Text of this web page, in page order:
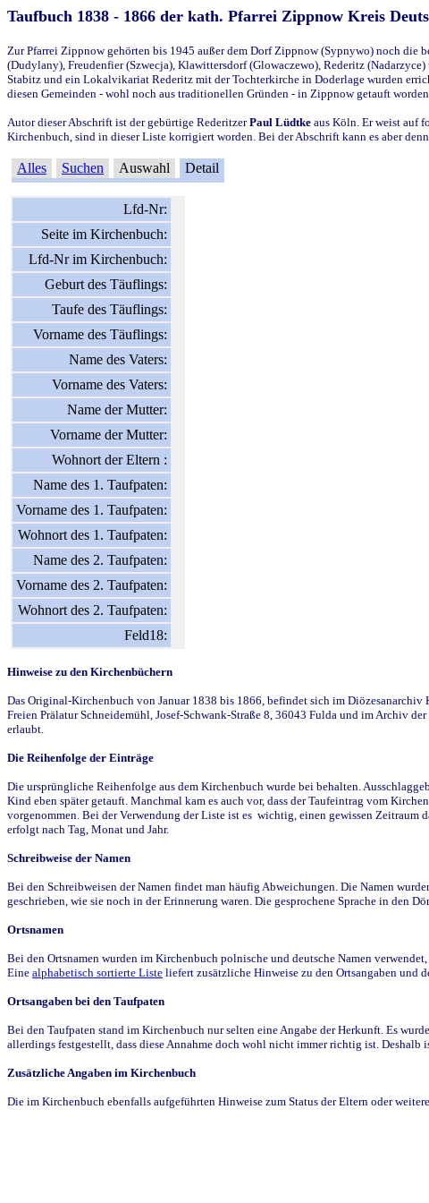
Taufbuch 1838 - 1866 der kath. Pfarrei Zippnow Kreis
Zur Pfarrei Zippnow gehörten bis 1945 außer dem Dorf Zippnow (Sypnywo) noch die
(Dudylany), Freudenfier (Szwecja), Klawittersdorf (Glowaczewo), Rederitz
Stabitz und ein Lokalvikariat Rederitz mit der Tochterkirche in Doderlage wurden
diesen Gemeinden - wohl noch aus traditionellen Gründen - in Zippnow getauft worden.
Autor dieser Abschrift ist der gebürtige RederitzerPaul Lüdtke aus Köln. Er weist auf
Kirchenbuch, sind in dieser Liste korrigiert worden. Bei der Abschrift kann es aber
Alles Suchen Auswahl Detail
Lfd-Nr:
Seite im Kirchenbuch:
Lfd-Nr im Kirchenbuch:
Geburt des Täuflings:
Taufe des Täuflings:
Vorname des Täuflings:
Name des Vaters:
Vorname des Vaters:
Name der Mutter:
Vorname der Mutter:
Wohnort der Eltern :
Name des 1. Taufpaten:
Vorname des 1. Taufpaten:
Wohnort des 1. Taufpaten:
Name des 2. Taufpaten:
Vorname des 2. Taufpaten:
Wohnort des 2. Taufpaten:
Feld18:
Hinweise zu den Kirchenbüchern
Das Original-Kirchenbuch von Januar 1838 bis 1866, befindet sich im
Freien Prälatur Schneidemühl, Josef-Schwank-Straße 8, 36043 Fulda und im Archiv
erlaubt.
Die Reihenfolge der Einträge
Die ursprüngliche Reihenfolge aus dem Kirchenbuch wurde bei behalten.
Kind eben später getauft. Manchmal kam es auch vor, dass der Taufeintrag vom
vorgenommen. Bei der Verwendung der Liste ist es wichtig, einen gewissen Zeitraum
erfolgt nach Tag, Monat und Jahr.
Schreibweise der Namen
Bei den Schreibweisen der Namen findet man häufig Abweichungen. Die Namen
geschrieben, wie sie noch in der Erinnerung waren. Die gesprochene Sprache in den
Ortsnamen
Bei den Ortsnamen wurden im Kirchenbuch polnische und deutsche Namen
Eine alphabetisch sortierte Liste liefert zusätzliche Hinweise zu den Ortsangaben und
Ortsangaben bei den Taufpaten
Bei den Taufpaten stand im Kirchenbuch nur selten eine Angabe der Herkunft. Es
allerdings festgestellt, dass diese Annahme doch wohl nicht immer richtig ist. Deshalb
Zusätzliche Angaben im Kirchenbuch
Die im Kirchenbuch ebenfalls aufgeführten Hinweise zum Status der Eltern oder